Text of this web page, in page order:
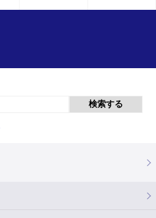
検索する